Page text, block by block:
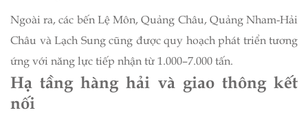
Ngoài ra, các bến Lệ Môn, Quảng Châu, Quảng Nham-Hải
Châu và Lạch Sung cũng được quy hoạch phát triển tương
ứng với năng lực tiếp nhận từ 1.000–7.000 tấn.
Hạ tầng hàng hải và giao thông kết
nối